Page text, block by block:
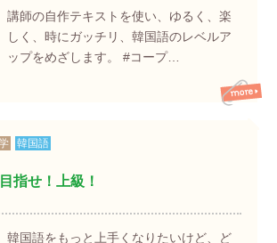
講師の自作テキストを使い、ゆるく、楽
しく、時にガッチリ、韓国語のレベルア
ップをめざします。 #コープ…
韓国語
指せ！上級！
韓国語をもっと上手くなりたいけど、ど